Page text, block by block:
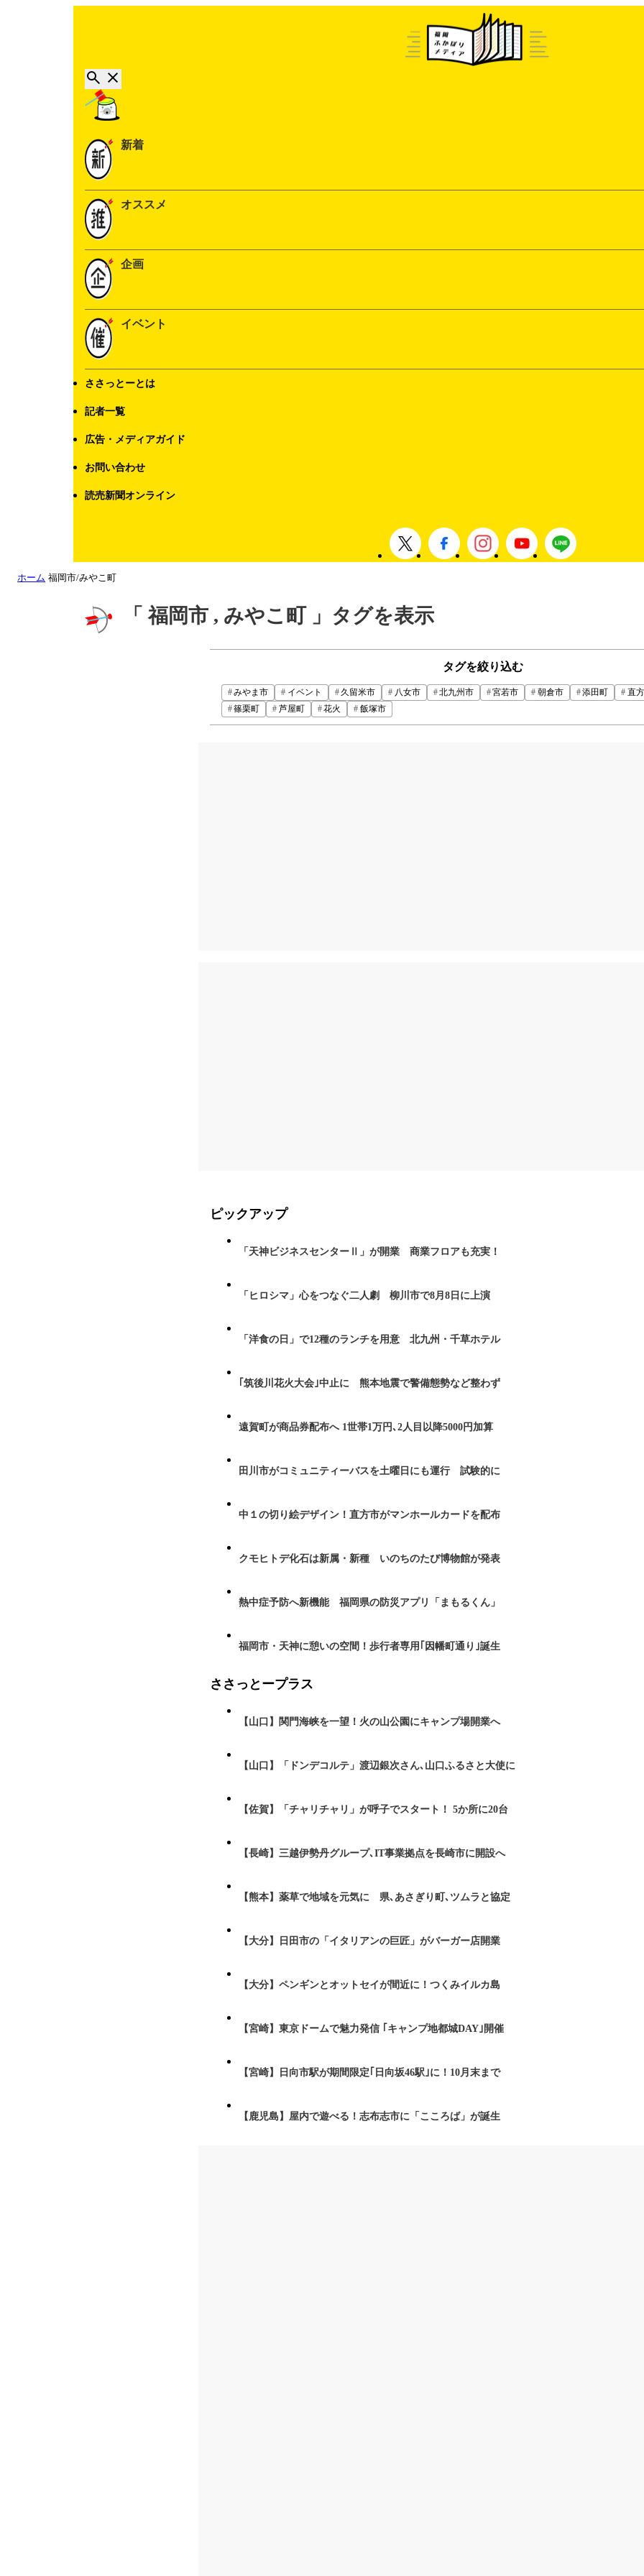
新着
オススメ
企画
イベント
ささっとーとは
記者一覧
広告・メディアガイド
お問い合わせ
読売新聞オンライン
ホーム 福岡市/みやこ町
「 福岡市 , みやこ町 」タグを表示
タグを絞り込む
みやま市 イベント 久留米市 八女市 北九州市 宮若市 朝倉市 添田町 直
篠栗町
芦屋町 花火 飯塚市
ピックアップ
「天神ビジネスセンターⅡ」が開業 商業フロアも充実！
「ヒロシマ」心をつなぐ二人劇 柳川市で8月8日に上演
「洋食の日」で12種のランチを用意 北九州・千草ホテル
｢筑後川花火大会｣中止に 熊本地震で警備態勢など整わず
遠賀町が商品券配布へ 1世帯1万円､2人目以降5000円加算
田川市がコミュニティーバスを土曜日にも運行 試験的に
中１の切り絵デザイン！直方市がマンホールカードを配布
クモヒトデ化石は新属・新種 いのちのたび博物館が発表
熱中症予防へ新機能 福岡県の防災アプリ「まもるくん」
福岡市・天神に憩いの空間！歩行者専用｢因幡町通り｣誕生
ささっとープラス
【山口】関門海峡を一望！火の山公園にキャンプ場開業へ
【山口】「ドンデコルテ」渡辺銀次さん､山口ふるさと大使に
【佐賀】「チャリチャリ」が呼子でスタート！ 5か所に20台
【長崎】三越伊勢丹グループ､IT事業拠点を長崎市に開設へ
【熊本】薬草で地域を元気に 県､あさぎり町､ツムラと協定
【大分】日田市の「イタリアンの巨匠」がバーガー店開業
【大分】ペンギンとオットセイが間近に！つくみイルカ島
【宮崎】東京ドームで魅力発信 ｢キャンプ地都城DAY｣開催
【宮崎】日向市駅が期間限定｢日向坂46駅｣に！10月末まで
【鹿児島】屋内で遊べる！志布志市に「こころば」が誕生